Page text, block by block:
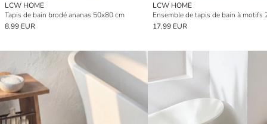
LCW HOME
Tapis de bain brodé ananas 50x80 cm
8.99 EUR
LCW HOME
Ensemble de tapis de bain à motifs
17.99 EUR